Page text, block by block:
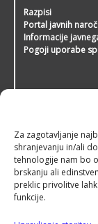
Za zagotavljanje
shranjevanju in/ali
tehnologije nam bo
brskanju ali
preklic privolitve
funkcije.
Razpisi
Portal javnih
Informacije
Pogoji uporabe